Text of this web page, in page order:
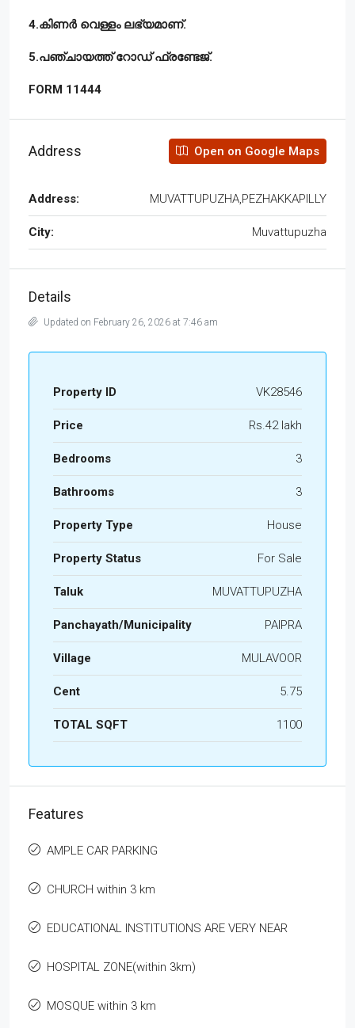
4.കിണർ വെള്ളം ലഭ്യമാണ്.
5.പഞ്ചായത്ത് റോഡ് ഫ്രണ്ടേജ്.
FORM 11444
Address Open on Google Maps
Address: MUVATTUPUZHA,PEZHAKKAPILLY
City: Muvattupuzha
Details
Updated on February 26, 2026 at 7:46 am
Property ID VK28546
Price Rs.42 lakh
Bedrooms 3
Bathrooms 3
Property Type House
Property Status For Sale
Taluk MUVATTUPUZHA
Panchayath/Municipality PAIPRA
Village MULAVOOR
Cent 5.75
TOTAL SQFT 1100
Features
AMPLE CAR PARKING
CHURCH within 3 km
EDUCATIONAL INSTITUTIONS ARE VERY NEAR
HOSPITAL ZONE(within 3km)
MOSQUE within 3 km